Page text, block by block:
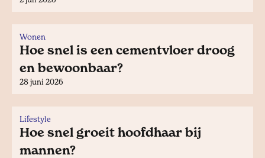
Wonen
Hoe snel is een cementvloer droog
en bewoonbaar?
28 juni 2026
Lifestyle
Hoe snel groeit hoofdhaar bij
mannen?